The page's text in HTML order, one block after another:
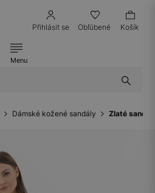
Přihlásit se Obľúbené Košík
Menu
Dámské kožené sandály Zlaté